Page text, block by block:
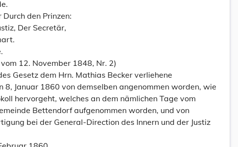
den Prinzen:
Der Secretär,
12. November 1848, Nr. 2)
Gesetz dem Hrn. Mathias Becker verliehene
8, Januar 1860 von demselben angenommen worden, wie
hervorgeht, welches an dem nämlichen Tage vom
Bettendorf aufgenommen worden, und von
bei der General-Direction des Innern und der Justiz